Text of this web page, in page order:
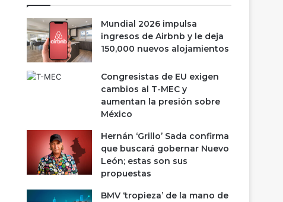
Mundial 2026 impulsa
ingresos de Airbnb y le deja
150,000 nuevos alojamientos
Congresistas de EU exigen
cambios al T-MEC y
aumentan la presión sobre
México
Hernán ‘Grillo’ Sada confirma
que buscará gobernar Nuevo
León; estas son sus
propuestas
BMV ‘tropieza’ de la mano de